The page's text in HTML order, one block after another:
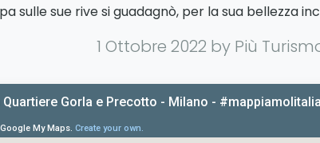
sulle sue rive si guadagnò, per la sua bellezza
1 Ottobre 2022 by Più